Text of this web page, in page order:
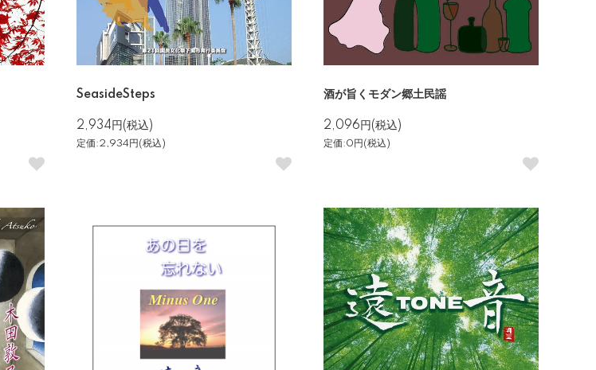
SeasideSteps
2,934円(税込)
定価:2,934円(税込)
酒が旨くモダン郷土民謡
2,096円(税込)
定価:0円(税込)